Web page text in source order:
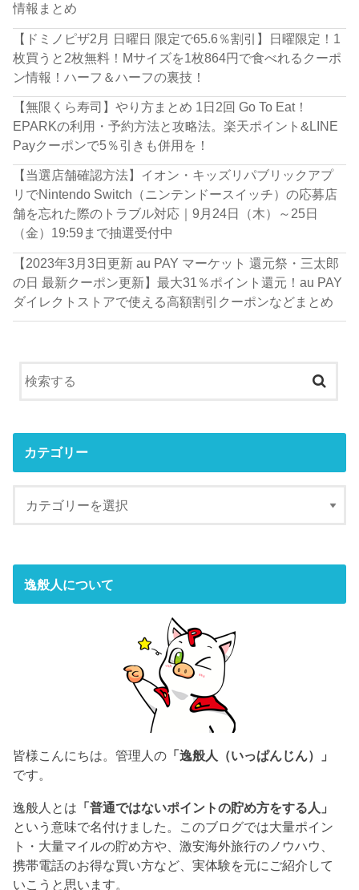
情報まとめ
【ドミノピザ2月 日曜日 限定で65.6％割引】日曜限定！1
枚買うと2枚無料！Mサイズを1枚864円で食べれるクーポ
ン情報！ハーフ＆ハーフの裏技！
【無限くら寿司】やり方まとめ 1日2回 Go To Eat！
EPARKの利用・予約方法と攻略法。楽天ポイント&LINE
Payクーポンで5％引きも併用を！
【当選店舗確認方法】イオン・キッズリパブリックアプ
リでNintendo Switch（ニンテンドースイッチ）の応募店
舗を忘れた際のトラブル対応｜9月24日（木）～25日
（金）19:59まで抽選受付中
【2023年3月3日更新 au PAY マーケット 還元祭・三太郎
の日 最新クーポン更新】最大31％ポイント還元！au PAY
ダイレクトストアで使える高額割引クーポンなどまとめ
カテゴリー
逸般人について
皆様こんにちは。管理人の 「逸般人（いっぱんじん）」
です。
逸般人とは 「普通ではないポイントの貯め方をする人」
という意味で名付けました。このブログでは大量ポイン
ト・大量マイルの貯め方や、激安海外旅行のノウハウ、
携帯電話のお得な買い方など、実体験を元にご紹介して
いこうと思います。